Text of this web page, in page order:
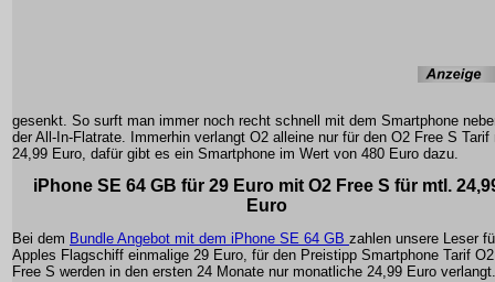
gesenkt. So surft man immer noch recht schnell mit dem Smartphone
der All-In-Flatrate. Immerhin verlangt O2 alleine nur für den O2 Free S Tarif
24,99 Euro, dafür gibt es ein Smartphone im Wert von 480 Euro dazu.
iPhone SE 64 GB für 29 Euro mit O2 Free S für mtl.
Euro
Bei dem Bundle Angebot mit dem iPhone SE 64 GB zahlen unsere Leser
Apples Flagschiff einmalige 29 Euro, für den Preistipp Smartphone Tarif O2
Free S werden in den ersten 24 Monate nur monatliche 24,99 Euro verlangt.